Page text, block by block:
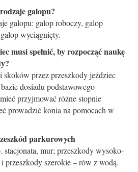
galopu?
galopu: galop roboczy, galop
wyciągnięty.
musi spełnić, by rozpocząć naukę
skoków przez przeszkody jeździec
dosiadu podstawowego
przyjmować różne stopnie
prowadzić konia na pomocach w
parkurowych
stacjonata, mur; przeszkody wysoko-
przeszkody szerokie – rów z wodą.